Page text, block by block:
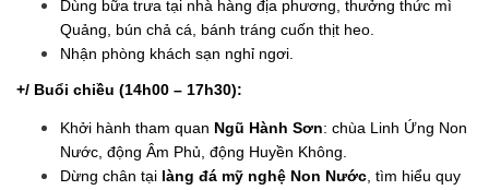
Dùng bữa trưa tại nhà hàng địa phương, thưởng thức mì
Quảng, bún chả cá, bánh tráng cuốn thịt heo.
Nhận phòng khách sạn nghỉ ngơi.
+/ Buổi chiều (14h00 – 17h30):
Khởi hành tham quan Ngũ Hành Sơn: chùa Linh Ứng Non
Nước, động Âm Phủ, động Huyền Không.
Dừng chân tại làng đá mỹ nghệ Non Nước , tìm hiểu quy